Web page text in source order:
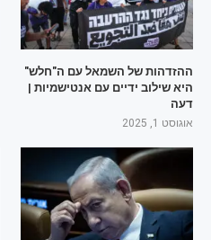
ההזדהות של השמאל עם ה"חלש"
היא שילוב ידיים עם אנטישמיות |
דעה
אוגוסט 1, 2025